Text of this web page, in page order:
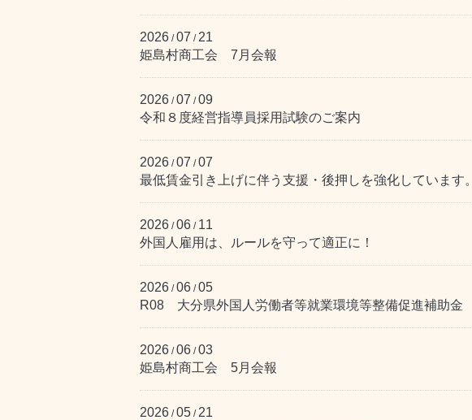
2026 /07 / 21
姫島村商工会 7月会報
2026 /07 /09
令和８度経営指導員採用試験のご案内
2026 /07 /07
最低賃金引き上げに伴う支援・後押しを強化しています。
2026 /06 / 11
外国人雇用は、ルールを守って適正に！
2026 /06 /05
R08 大分県外国人労働者等就業環境等整備促進補助金
2026 /06 /03
姫島村商工会 5月会報
2026 /05 / 21